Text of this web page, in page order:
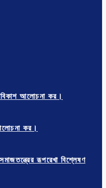
আলোচনা কর।
কর।
রূপরেখা বিশ্লেষণ